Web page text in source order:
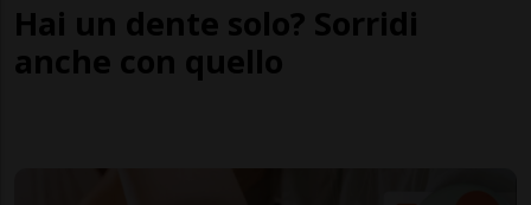
Hai un dente solo? Sorridi
anche con quello